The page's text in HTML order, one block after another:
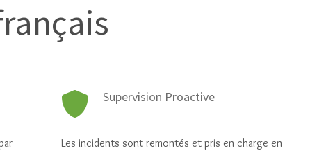
Supervision Proactive
Les incidents sont remontés et pris en charge en